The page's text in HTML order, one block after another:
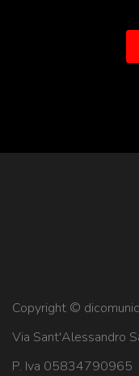
Copyright ©
Via Sant'Alessandro
P. Iva 05834790965